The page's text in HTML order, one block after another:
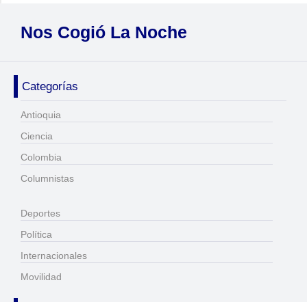
Nos Cogió La Noche
Categorías
Antioquia
Ciencia
Colombia
Columnistas
Deportes
Política
Internacionales
Movilidad